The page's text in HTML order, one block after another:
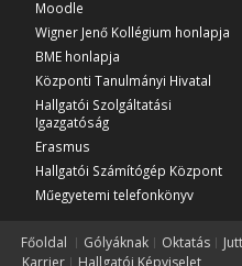
Moodle
Wigner Jenő Kollégium honlapja
BME honlapja
Központi Tanulmányi Hivatal
Hallgatói Szolgáltatási
Igazgatóság
Erasmus
Hallgatói Számítógép Központ
Műegyetemi telefonkönyv
Főoldal Gólyáknak Oktatás
Karrier
Hallgatói Képviselet